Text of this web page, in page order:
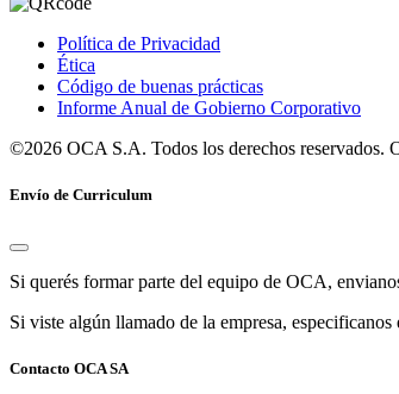
Política de Privacidad
Ética
Código de buenas prácticas
Informe Anual de Gobierno Corporativo
©2026 OCA S.A. Todos los derechos reservados.
Envío de Curriculum
Si querés formar parte del equipo de OCA,
Si viste algún llamado de la empresa,
Contacto OCA SA